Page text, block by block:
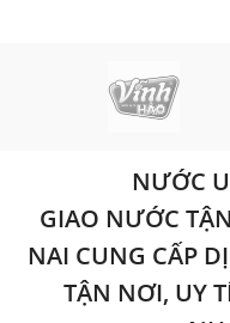
NƯỚC
GIAO NƯỚC
NAI CUNG CẤP
TẬN NƠI, UY